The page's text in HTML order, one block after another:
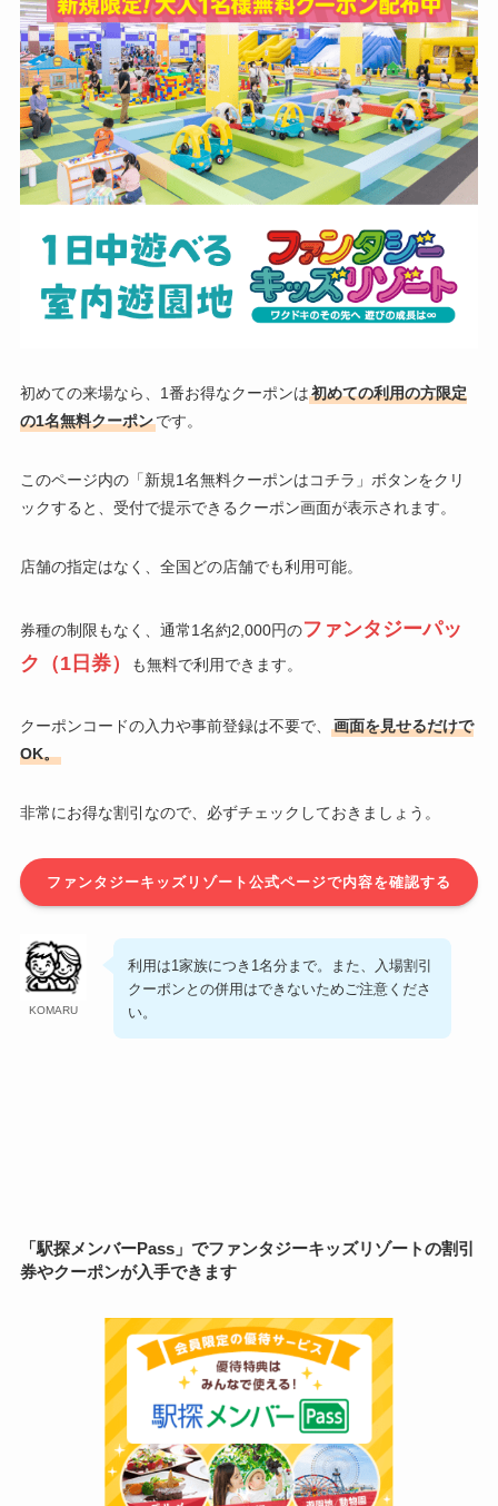
初めての来場なら、1番お得なクーポンは初めての利用の方限定
の1名無料クーポンです。
このページ内の「新規1名無料クーポンはコチラ」ボタンをクリ
ックすると、受付で提示できるクーポン画面が表示されます。
店舗の指定はなく、全国どの店舗でも利用可能。
券種の制限もなく、通常1名約2,000円のファンタジーパッ
ク（1日券）
も無料で利用できます。
クーポンコードの入力や事前登録は不要で、
画面を見せるだけで
OK。
非常にお得な割引なので、必ずチェックしておきましょう。
ファンタジーキッズリゾート公式ページで内容を確認する
KOMARU
利用は1家族につき1名分まで。また、入場割引
クーポンとの併用はできないためご注意くださ
い。
「駅探メンバーPass」でファンタジーキッズリゾートの割引
券やクーポンが入手できます